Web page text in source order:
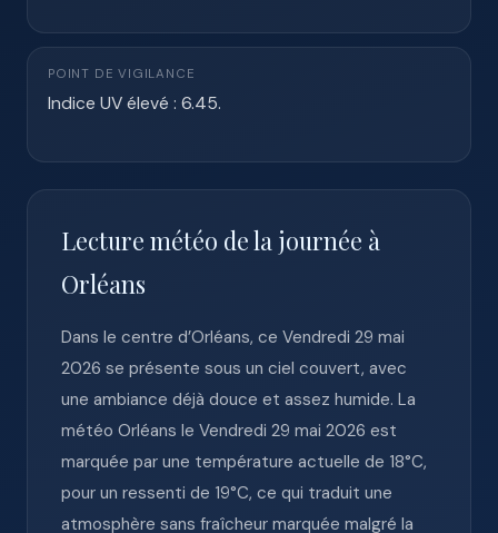
POINT DE VIGILANCE
Indice UV élevé : 6.45.
Lecture météo de la journée à
Orléans
Dans le centre d’Orléans, ce Vendredi 29 mai
2026 se présente sous un ciel couvert, avec
une ambiance déjà douce et assez humide. La
météo Orléans le Vendredi 29 mai 2026 est
marquée par une température actuelle de 18°C,
pour un ressenti de 19°C, ce qui traduit une
atmosphère sans fraîcheur marquée malgré la